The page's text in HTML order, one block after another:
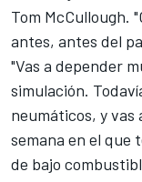
Tom McCullough.
antes, antes del
"Vas a depender
simulación.
neumáticos, y
semana en el que
de bajo